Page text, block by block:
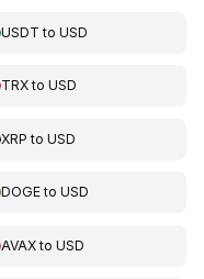
USDT toUSD
TRXtoUSD
XRP toUSD
DOGEtoUSD
AVAXtoUSD